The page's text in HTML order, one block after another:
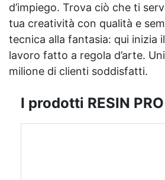
d’impiego. Trova ciò che ti
tua creatività con qualità e
tecnica alla fantasia: qui inizia
lavoro fatto a regola d’arte.
milione di clienti soddisfatti.
I prodotti RESIN PRO